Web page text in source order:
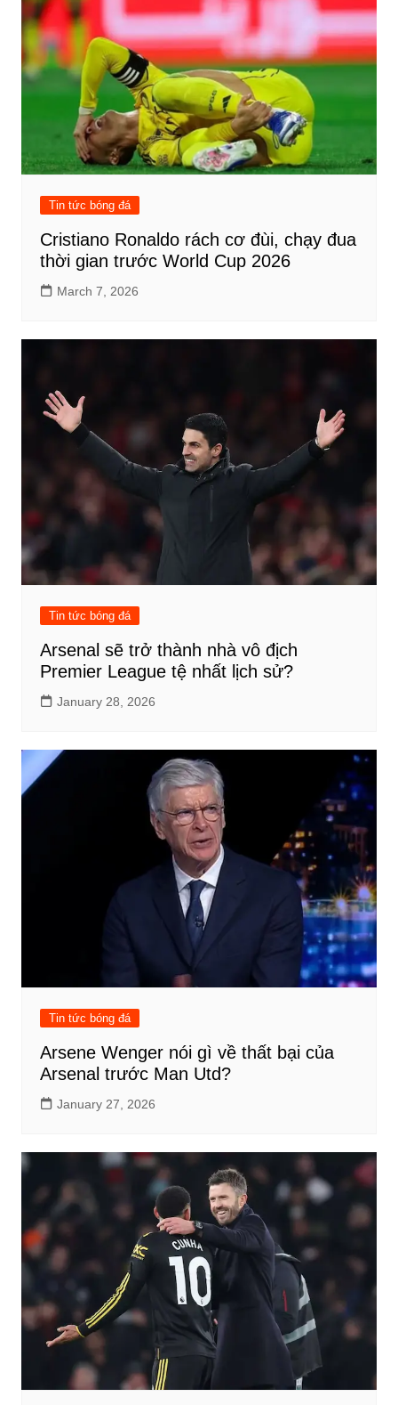
Tin tức bóng đá
Cristiano Ronaldo rách cơ đùi, chạy đua
thời gian trước World Cup 2026
March 7, 2026
Tin tức bóng đá
Arsenal sẽ trở thành nhà vô địch
Premier League tệ nhất lịch sử?
January 28, 2026
Tin tức bóng đá
Arsene Wenger nói gì về thất bại của
Arsenal trước Man Utd?
January 27, 2026